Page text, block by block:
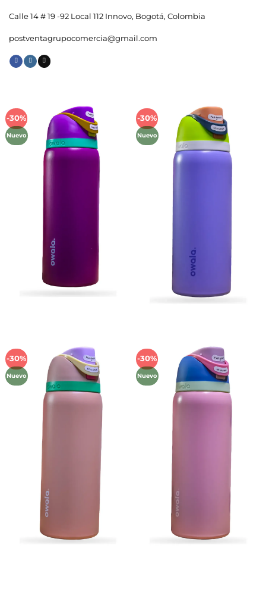
Calle 14 # 19 -92 Local 112 Innovo, Bogotá, Colombia
postventagrupocomercia@gmail.com
-30%
Nuevo
Añadir
lista de
deseos
-30%
Nuevo
Añadir
lista de
deseos
-30%
Nuevo
Añadir
lista de
deseos
-30%
Nuevo
Añadir
lista de
deseos